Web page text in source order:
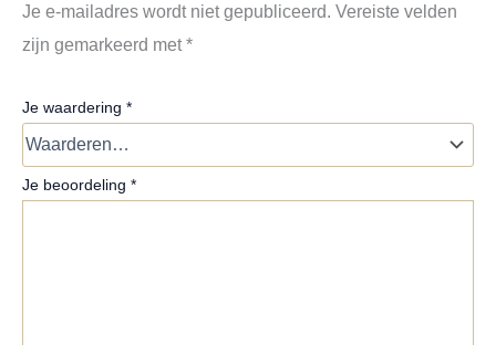
Je e-mailadres wordt niet gepubliceerd. Vereiste velden
zijn gemarkeerd met*
Je waardering *
Je beoordeling *